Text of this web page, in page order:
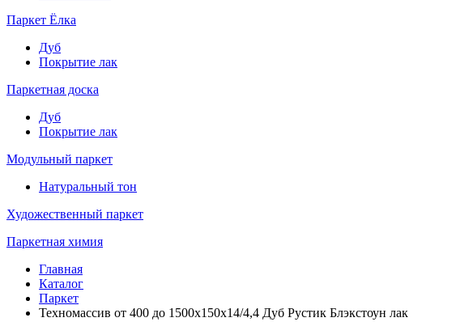
Паркет Ёлка
Дуб
Покрытие лак
Паркетная доска
Дуб
Покрытие лак
Модульный паркет
Натуральный тон
Художественный паркет
Паркетная химия
Главная
Каталог
Паркет
Техномассив от 400 до 1500х150х14/4,4 Дуб Рустик Блэкстоун лак